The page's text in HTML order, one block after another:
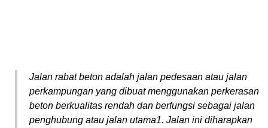
Jalan rabat beton adalah jalan pedesaan atau jalan
perkampungan yang dibuat menggunakan perkerasan
beton berkualitas rendah dan berfungsi sebagai jalan
penghubung atau jalan utama1. Jalan ini diharapkan